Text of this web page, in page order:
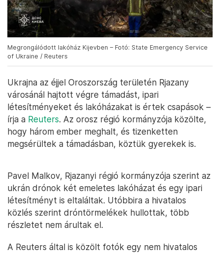
Megrongálódott lakóház Kijevben – Fotó: State Emergency Service
of Ukraine / Reuters
Ukrajna az éjjel Oroszország területén Rjazany
városánál hajtott végre támadást, ipari
létesítményeket és lakóházakat is értek csapások –
írja a Reuters. Az orosz régió kormányzója közölte,
hogy három ember meghalt, és tizenketten
megsérültek a támadásban, köztük gyerekek is.
Pavel Malkov, Rjazanyi régió kormányzója szerint az
ukrán drónok két emeletes lakóházat és egy ipari
létesítményt is eltaláltak. Utóbbira a hivatalos
közlés szerint dróntörmelékek hullottak, több
részletet nem árultak el.
A Reuters által is közölt fotók egy nem hivatalos